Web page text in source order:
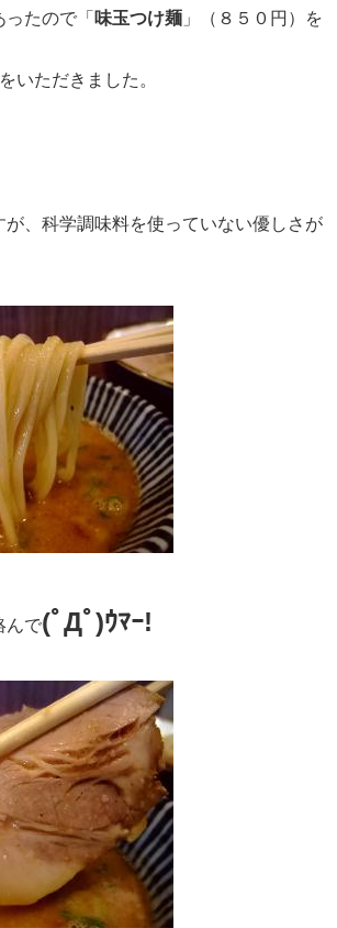
たので「 味玉つけ麺 」（８５０円）を
いただきました。
、科学調味料を使っていない優しさが
んで(ﾟДﾟ)ｳﾏｰ!